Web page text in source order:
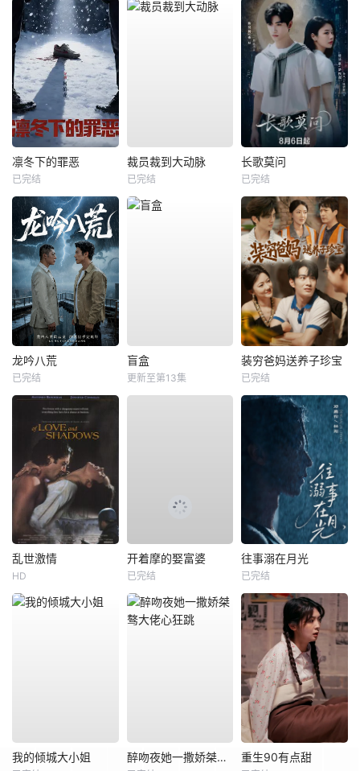
凛冬下的罪恶
已完结
裁员裁到大动脉
已完结
长歌莫问
已完结
龙吟八荒
已完结
盲盒
更新至第13集
装穷爸妈送养子珍宝
已完结
乱世激情
HD
开着摩的娶富婆
已完结
往事溺在月光
已完结
我的倾城大小姐 醉吻夜她一撒娇桀骜大佬心狂跳 重生90有点甜